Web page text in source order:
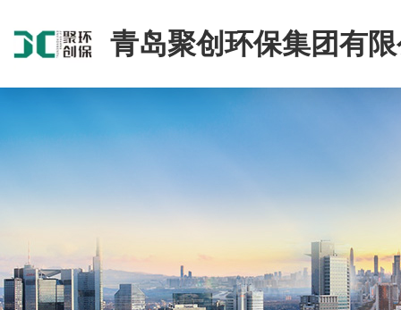
青岛聚创环保集团有